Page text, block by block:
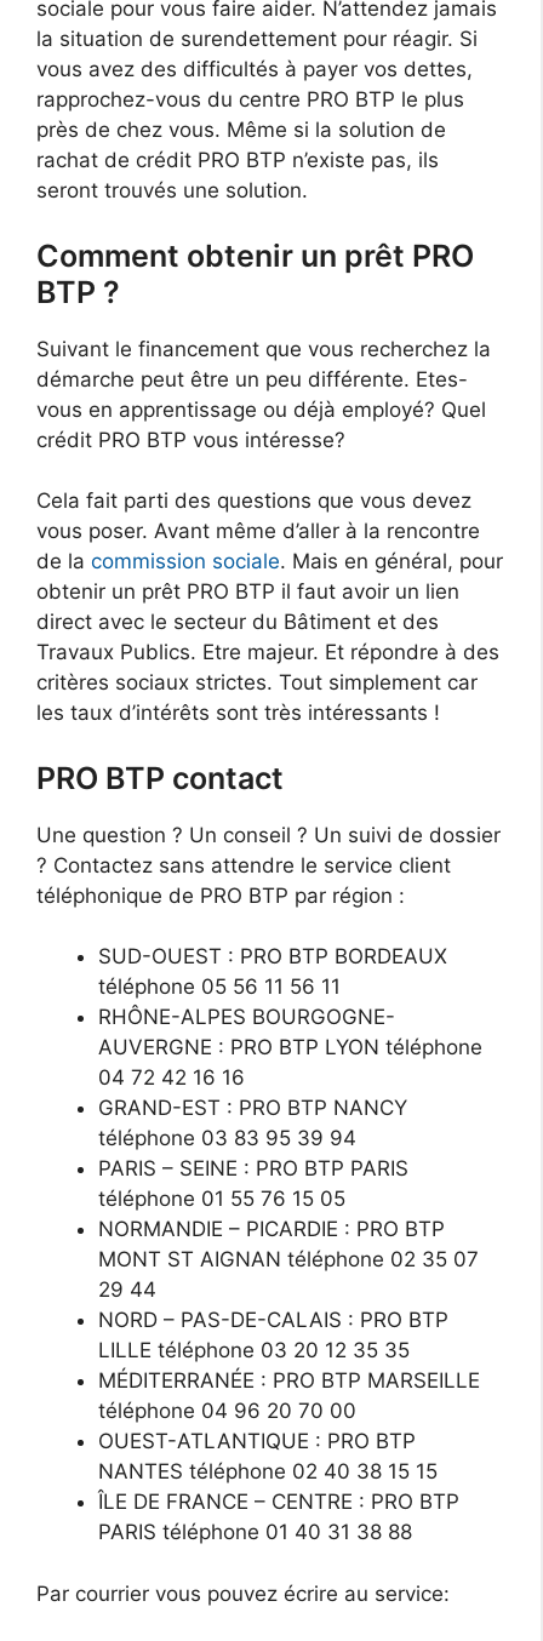
sociale pour vous faire aider. N’attendez jamais
la situation de surendettement pour réagir. Si
vous avez des difficultés à payer vos dettes,
rapprochez-vous du centre PRO BTP le plus
près de chez vous. Même si la solution de
rachat de crédit PRO BTP n’existe pas, ils
seront trouvés une solution.
Comment obtenir un prêt PRO
BTP ?
Suivant le financement que vous recherchez la
démarche peut être un peu différente. Etes-
vous en apprentissage ou déjà employé? Quel
crédit PRO BTP vous intéresse?
Cela fait parti des questions que vous devez
vous poser. Avant même d’aller à la rencontre
de la commission sociale. Mais en général, pour
obtenir un prêt PRO BTP il faut avoir un lien
direct avec le secteur du Bâtiment et des
Travaux Publics. Etre majeur. Et répondre à des
critères sociaux strictes. Tout simplement car
les taux d’intérêts sont très intéressants !
PRO BTP contact
Une question ? Un conseil ? Un suivi de dossier
? Contactez sans attendre le service client
téléphonique de PRO BTP par région :
SUD-OUEST : PRO BTP BORDEAUX
téléphone 05 56 11 56 11
RHÔNE-ALPES BOURGOGNE-
AUVERGNE : PRO BTP LYON téléphone
04 72 42 16 16
GRAND-EST : PRO BTP NANCY
téléphone 03 83 95 39 94
PARIS – SEINE : PRO BTP PARIS
téléphone 01 55 76 15 05
NORMANDIE – PICARDIE : PRO BTP
MONT ST AIGNAN téléphone 02 35 07
29 44
NORD – PAS-DE-CALAIS : PRO BTP
LILLE téléphone 03 20 12 35 35
MÉDITERRANÉE : PRO BTP MARSEILLE
téléphone 04 96 20 70 00
OUEST-ATLANTIQUE : PRO BTP
NANTES téléphone 02 40 38 15 15
ÎLE DE FRANCE – CENTRE : PRO BTP
PARIS téléphone 01 40 31 38 88
Par courrier vous pouvez écrire au service: